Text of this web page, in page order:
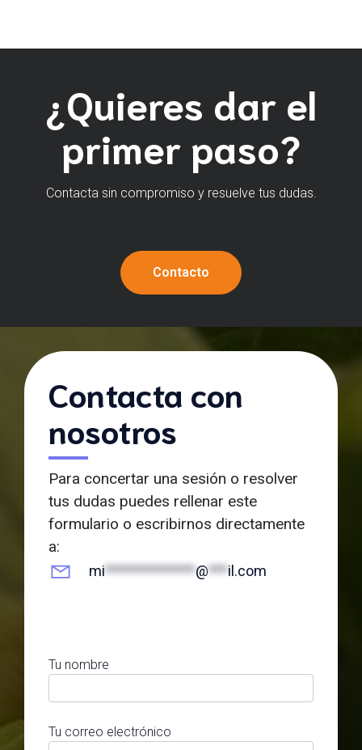
¿Quieres dar el
primer paso?
Contacta sin compromiso y resuelve tus dudas.
Contacto
Contacta con
nosotros
Para concertar una sesión o resolver
tus dudas puedes rellenar este
formulario o escribirnos directamente
a:
mi**************@***il.com
Tu nombre
Tu correo electrónico